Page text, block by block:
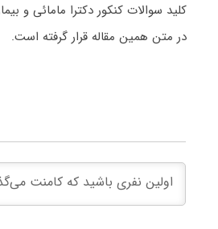
کلید سوالات کنکور دکترا مامائی و
در متن همین مقاله قرار گرفته است.